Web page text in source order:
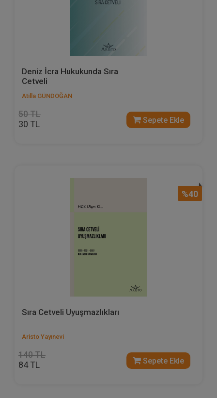
Deniz İcra Hukukunda Sıra
Cetveli
Atilla GÜNDOĞAN
50 TL
30 TL Sepete Ekle
%40
Sıra Cetveli Uyuşmazlıkları
Aristo Yayınevi
140 TL
84 TL Sepete Ekle